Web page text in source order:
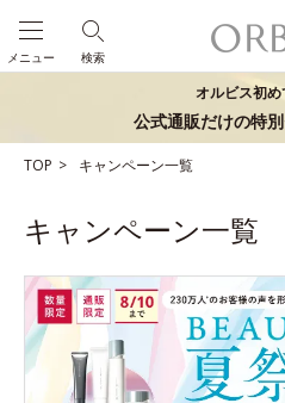
検索
メニュー
オルビス初
公式通販だけの特
TOP キャンペーン一覧
キャンペーン一覧